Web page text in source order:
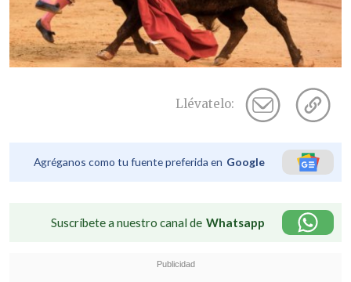
Llévatelo:
Agréganos como tu fuente preferida en Google
Suscríbete a nuestro canal de Whatsapp